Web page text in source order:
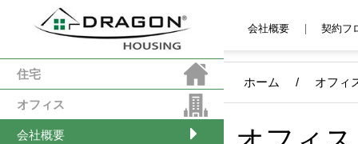
住宅
オフィス
会社概要
会社概要 契約フ
ホーム / オフィ